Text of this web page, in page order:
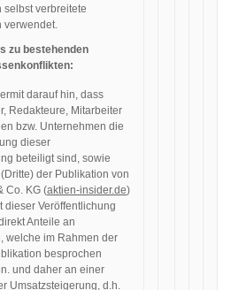
selbst verbreitete
verwendet.
zu bestehenden
darauf hin, dass
Redakteure, Mitarbeiter
bzw. Unternehmen die
dieser
beteiligt sind, sowie
der Publikation von
Co. KG (aktien-insider.de)
dieser Veröffentlichung
Anteile an
welche im Rahmen der
besprochen
und daher an einer
Umsatzsteigerung, d.h.